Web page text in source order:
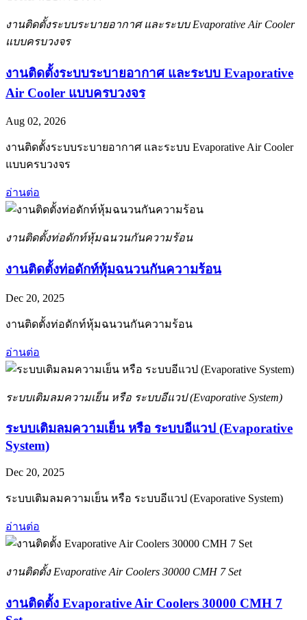
งานติดตั้งระบบระบายอากาศ และระบบ Evaporative Air Cooler
แบบครบวงจร
งานติดตั้งระบบระบายอากาศ และระบบ Evaporative
Air Cooler แบบครบวงจร
Aug 02, 2026
งานติดตั้งระบบระบายอากาศ และระบบ Evaporative Air Cooler
แบบครบวงจร
อ่านต่อ
งานติดตั้งท่อดักท์หุ้มฉนวนกันความร้อน
งานติดตั้งท่อดักท์หุ้มฉนวนกันความร้อน
Dec 20, 2025
งานติดตั้งท่อดักท์หุ้มฉนวนกันความร้อน
อ่านต่อ
ระบบเติมลมความเย็น หรือ ระบบอีแวป (Evaporative System)
ระบบเติมลมความเย็น หรือ ระบบอีแวป (Evaporative
System)
Dec 20, 2025
ระบบเติมลมความเย็น หรือ ระบบอีแวป (Evaporative System)
อ่านต่อ
งานติดตั้ง Evaporative Air Coolers 30000 CMH 7 Set
งานติดตั้ง Evaporative Air Coolers 30000 CMH 7